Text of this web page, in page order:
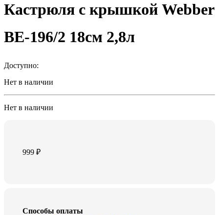
Кастрюля с крышкой Webber
BE-196/2 18см 2,8л
Доступно:
Нет в наличии
Нет в наличии
999₽
Способы оплаты